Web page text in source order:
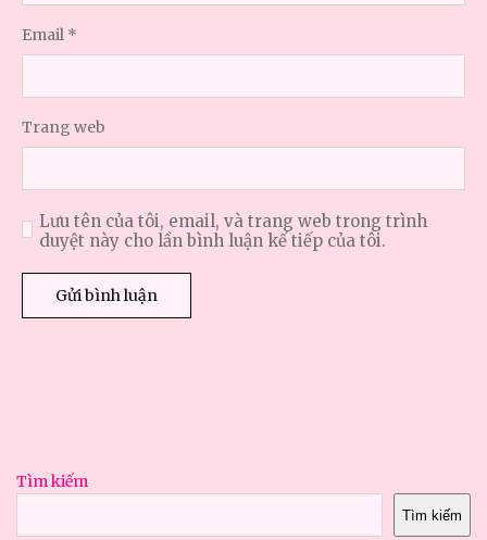
Email *
Trang web
Lưu tên của tôi, email, và trang web trong trình
duyệt này cho lần bình luận kế tiếp của tôi.
Tìm kiếm
Tìm kiếm